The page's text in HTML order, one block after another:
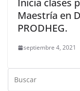
Inicia clases
Maestría en
PRODHEG.
septiembre 4, 2021